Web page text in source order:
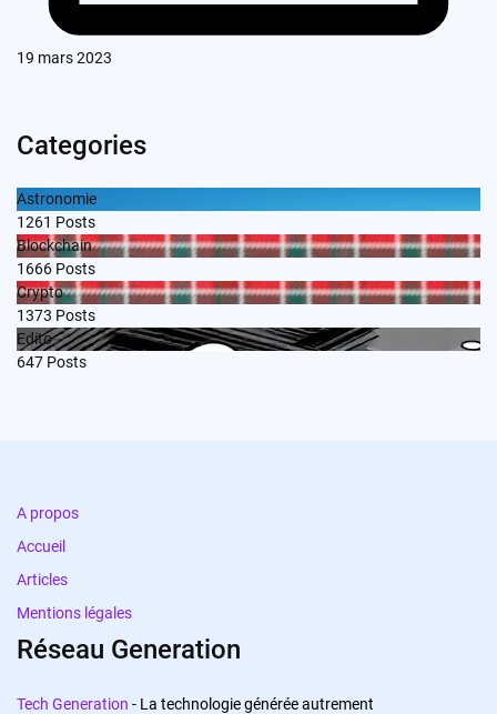
19 mars 2023
Categories
Astronomie
1261 Posts
Blockchain
1666 Posts
Crypto
1373 Posts
Edito
647 Posts
A propos
Accueil
Articles
Mentions légales
Réseau Generation
Tech Generation - La technologie générée autrement